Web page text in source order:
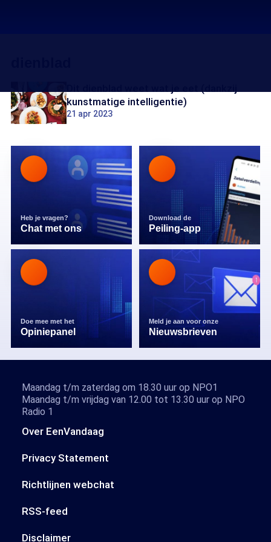
kunstmatige intelligentie)
21 apr 2023
Heb je vragen?
Chat met ons
Download de
Peiling-app
Doe mee met het
Opiniepanel
Meld je aan voor onze
Nieuwsbrieven
Over EenVandaag
Privacy Statement
Richtlijnen webchat
RSS-feed
Disclaimer
Maandag t/m zaterdag om 18.30 uur op NPO1
Maandag t/m vrijdag van 12.00 tot 13.30 uur op NPO
Radio 1